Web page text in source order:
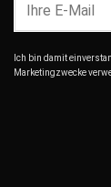
Ich bin damit
Marketingzwecke